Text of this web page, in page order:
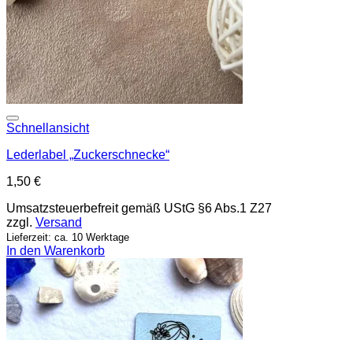
Schnellansicht
Lederlabel „Zuckerschnecke“
1,50 €
Umsatzsteuerbefreit gemäß UStG §6 Abs.1 Z27
zzgl. Versand
Lieferzeit: ca. 10 Werktage
In den Warenkorb